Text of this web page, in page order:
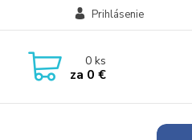
Prihlásenie
0ks
za 0 €